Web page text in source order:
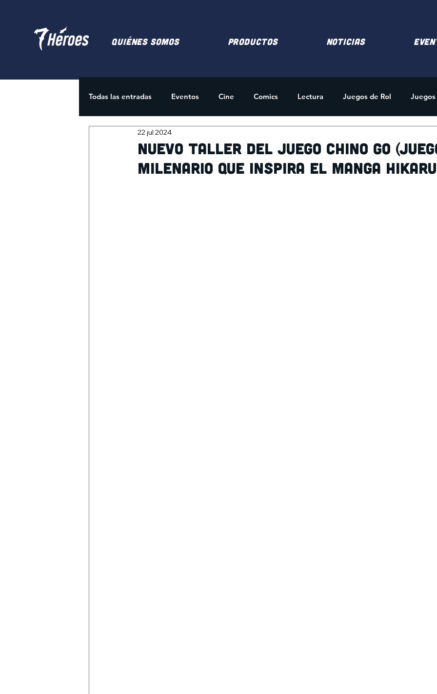
Quiénes somos PRODUCTOS NOTICIAS
Todas las entradas Eventos Cine Comics Lectura Juegos de Rol
Juegos de Cartas
Nuevo taller del juego chino GO
milenario que inspira el manga Hikaru
22 jul 2024